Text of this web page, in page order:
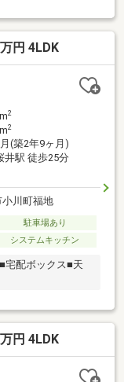
円 4LDK
2
2
(築2年9ヶ月)
井駅 徒歩25分
川町福地
駐車場あり
システムキッチン
宅配ボックス■天
円 4LDK